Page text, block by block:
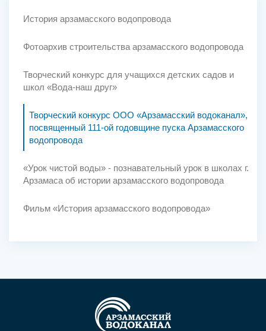
История арзамасского водопровода
Фотоархив строительства арзамасского водопровода
Творческий конкурс для учащихся детских садов и
школ «Вода-наш друг»
Творческий конкурс ООО «Арзамасский водоканал»,
посвященный 111-ой годовщине пуска Арзамасского
водопровода
«Урок чистой воды» - познавательный урок в школах г.
Арзамаса об истории арзамасского водопровода
Фильм «История арзамасского водопровода»